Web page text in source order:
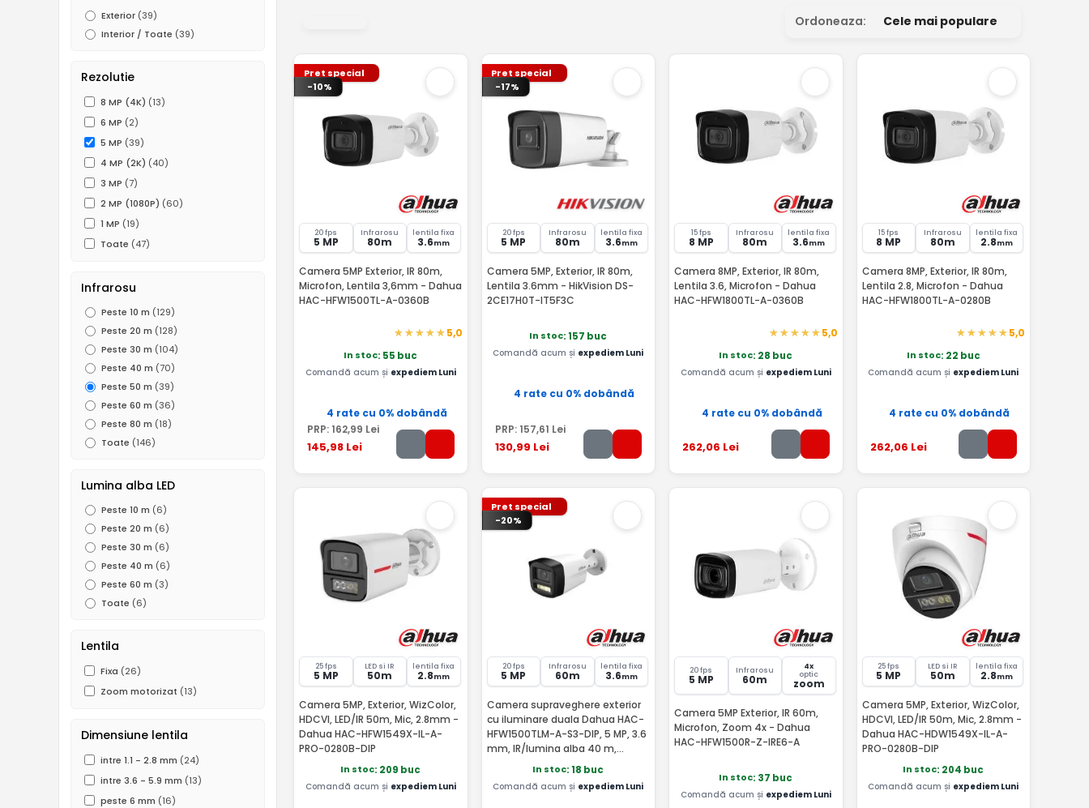
Exterior (39)
Interior / Toate (39)
Rezolutie
8 MP (4K) (13)
6 MP (2)
5 MP (39)
4 MP (2K) (40)
3 MP (7)
2 MP (1080P) (60)
1 MP (19)
Toate (47)
Infrarosu
Peste 10 m (129)
Peste 20 m (128)
Peste 30 m (104)
Peste 40 m (70)
Peste 50 m (39)
Peste 60 m (36)
Peste 80 m (18)
Toate (146)
Lumina alba LED
Peste 10 m (6)
Peste 20 m (6)
Peste 30 m (6)
Peste 40 m (6)
Peste 60 m (3)
Toate (6)
Lentila
Fixa (26)
Zoom motorizat (13)
Dimensiune lentila
intre 1.1 - 2.8 mm (24)
intre 3.6 - 5.9 mm (13)
peste 6 mm (16)
Ordoneaza: Cele mai populare
Pret special
-10%
20 fps
5 MP
Infrarosu
80m
lentila fixa
3.6mm
Camera 5MP Exterior, IR 80m,
Microfon, Lentila 3,6mm - Dahua
HAC-HFW1500TL-A-0360B
5,0
In stoc: 55 buc
Comandă acum și expediem Luni
4 rate cu 0% dobândă
PRP: 162,99 Lei
145,98 Lei
Pret special
-17%
20 fps
5 MP
Infrarosu
80m
lentila fixa
3.6mm
Camera 5MP, Exterior, IR 80m,
Lentila 3.6mm - HikVision DS-
2CE17H0T-IT5F3C
In stoc: 157 buc
Comandă acum și expediem Luni
4 rate cu 0% dobândă
PRP: 157,61 Lei
130,99 Lei
15 fps
8 MP
Infrarosu
80m
lentila fixa
3.6mm
Camera 8MP, Exterior, IR 80m,
Lentila 3.6, Microfon - Dahua
HAC-HFW1800TL-A-0360B
5,0
In stoc: 28 buc
Comandă acum și expediem Luni
4 rate cu 0% dobândă
262,06 Lei
15 fps
8 MP
Infrarosu
80m
lentila fixa
2.8mm
Camera 8MP, Exterior, IR 80m,
Lentila 2.8, Microfon - Dahua
HAC-HFW1800TL-A-0280B
5,0
In stoc: 22 buc
Comandă acum și expediem Luni
4 rate cu 0% dobândă
262,06 Lei
25 fps
5 MP
LED si IR
50m
lentila fixa
2.8mm
Camera 5MP, Exterior, WizColor,
HDCVI, LED/IR 50m, Mic, 2.8mm -
Dahua HAC-HFW1549X-IL-A-
PRO-0280B-DIP
In stoc: 209 buc
Comandă acum și expediem Luni
Pret special
-20%
20 fps
5 MP
Infrarosu
60m
lentila fixa
3.6mm
Camera supraveghere exterior
cu iluminare duala Dahua HAC-
HFW1500TLM-A-S3-DIP, 5 MP, 3.6
mm, IR/lumina alba 40 m,
microfon - Dahua HAC-
HFW1500TLM-A-0360B-S3-DIP
In stoc: 18 buc
Comandă acum și expediem Luni
20 fps
5 MP
Infrarosu
60m
4x
optic
zoom
Camera 5MP Exterior, IR 60m,
Microfon, Zoom 4x - Dahua
HAC-HFW1500R-Z-IRE6-A
In stoc: 37 buc
Comandă acum și expediem Luni
25 fps
5 MP
LED si IR
50m
lentila fixa
2.8mm
Camera 5MP, Exterior, WizColor,
HDCVI, LED/IR 50m, Mic, 2.8mm -
Dahua HAC-HDW1549X-IL-A-
PRO-0280B-DIP
In stoc: 204 buc
Comandă acum și expediem Luni